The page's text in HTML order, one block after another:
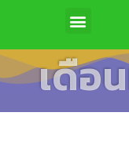
เดือ